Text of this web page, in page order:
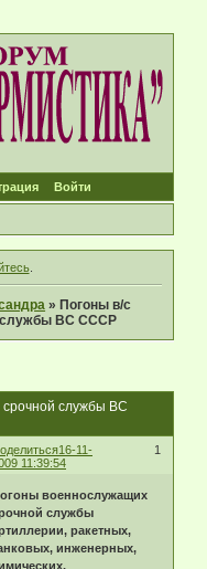
Войти
.
» Погоны в/с
службы ВС СССР
срочной службы ВС
1
16-11-
11:39:54
военнослужащих
службы
ракетных,
инженерных,